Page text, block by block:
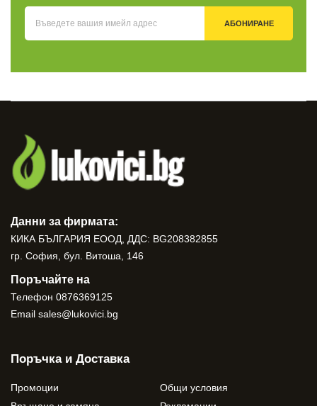
АБОНИРАНЕ
Данни за фирмата:
КИКА БЪЛГАРИЯ ЕООД, ДДС: BG208382855
гр. София, бул. Витоша, 146
Поръчайте на
Телефон 0876369125
Email sales@lukovici.bg
Поръчка и Доставка
Промоции
Общи условия